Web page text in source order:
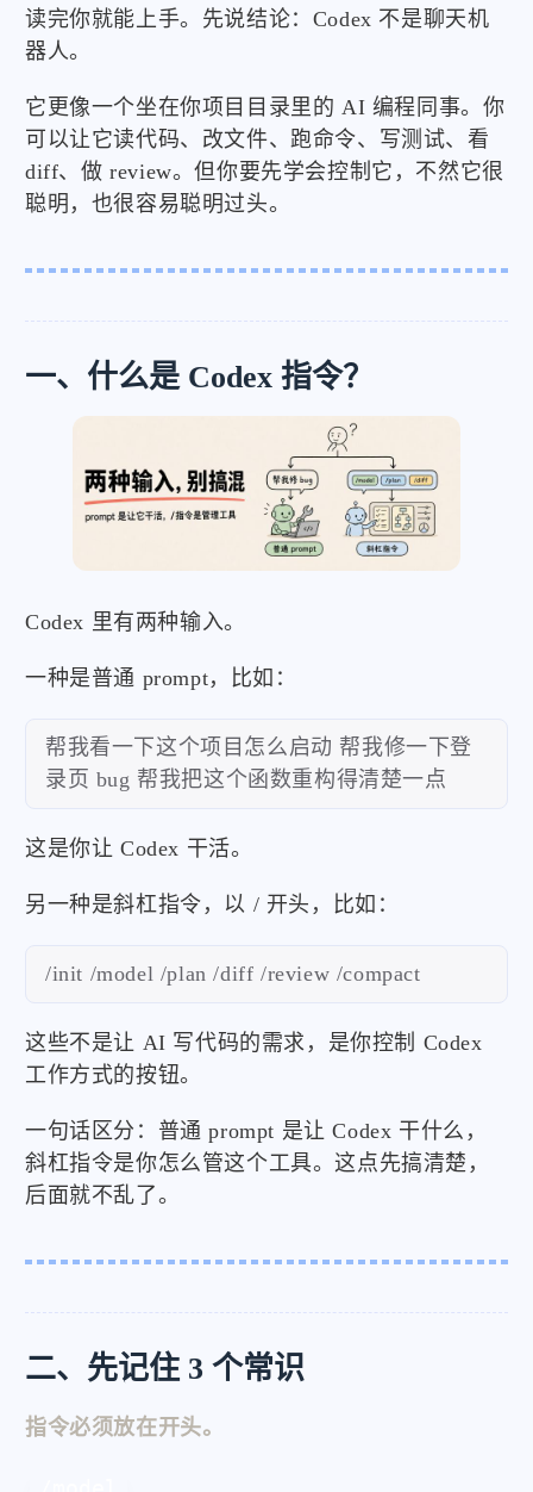
读完你就能上手。先说结论：Codex 不是聊天机
器人。
它更像一个坐在你项目目录里的 AI 编程同事。你
可以让它读代码、改文件、跑命令、写测试、看
diff、做 review。但你要先学会控制它，不然它很
聪明，也很容易聪明过头。
一、什么是 Codex 指令？
Codex 里有两种输入。
一种是普通 prompt，比如：
帮我看一下这个项目怎么启动 帮我修一下登
录页 bug 帮我把这个函数重构得清楚一点
这是你让 Codex 干活。
另一种是斜杠指令，以 / 开头，比如：
/init /model /plan /diff /review /compact
这些不是让 AI 写代码的需求，是你控制 Codex
工作方式的按钮。
一句话区分：普通 prompt 是让 Codex 干什么，
斜杠指令是你怎么管这个工具。这点先搞清楚，
后面就不乱了。
二、先记住 3 个常识
指令必须放在开头。